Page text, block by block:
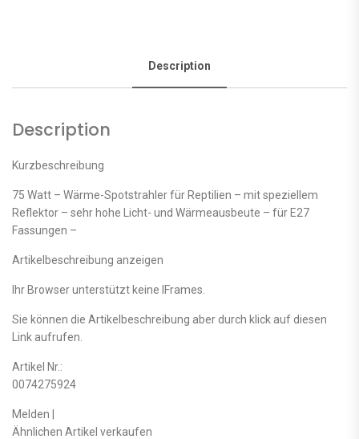
Description
Description
Kurzbeschreibung
75 Watt – Wärme-Spotstrahler für Reptilien – mit speziellem
Reflektor – sehr hohe Licht- und Wärmeausbeute – für E27
Fassungen –
Artikelbeschreibung anzeigen
Ihr Browser unterstützt keine IFrames.
Sie können die Artikelbeschreibung aber durch klick auf diesen
Link aufrufen.
Artikel Nr.:
0074275924
Melden |
Ähnlichen Artikel verkaufen